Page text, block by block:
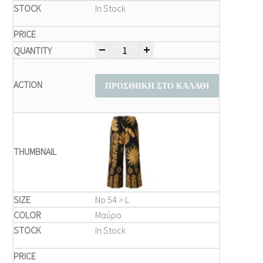
In Stock
Μπλούζα Παντελόνι Plus Size – Καφέ
ΠΡΟΣΘΉΚΗ ΣΤΟ ΚΑΛΆΘΙ
Νο 54 > L
Μαύρο
In Stock